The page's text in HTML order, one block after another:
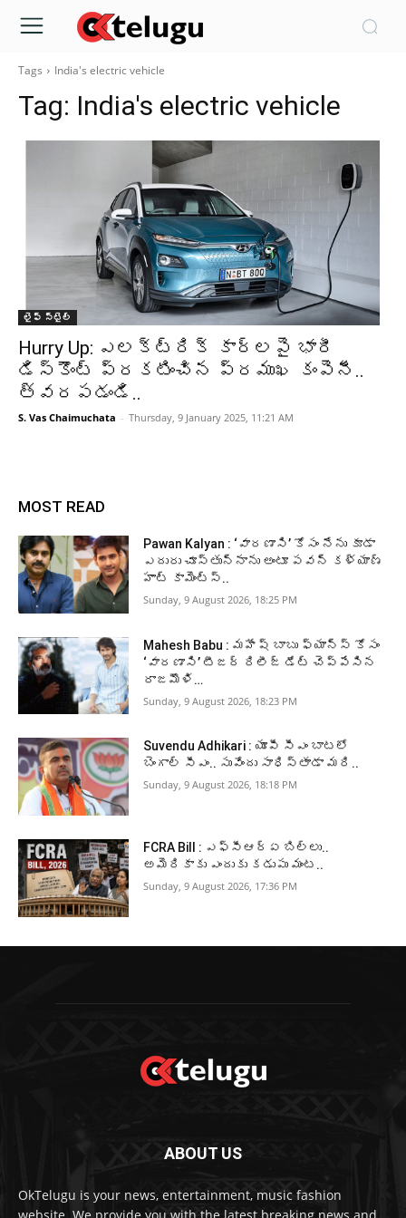
Tags India's electric vehicle
Tag: India's electric vehicle
లైఫ్ స్టైల్
Hurry Up: ఎలక్ట్రిక్ కార్లపై భారీ
డిస్కౌంట్ ప్రకటించిన ప్రముఖ కంపెనీ..
త్వరపడండి..
S. Vas Chaimuchata - Thursday, 9 January 2025, 11:21 AM
MOST READ
Pawan Kalyan : ‘వారణాసి’ కోసం నేను కూడా
ఎదురు చూస్తున్నాను అంటూ పవన్ కళ్యాణ్
హాట్ కామెంట్స్..
Sunday, 9 August 2026, 18:25 PM
Mahesh Babu : మహేష్ బాబు ఫ్యాన్స్ కోసం
‘వారణాసి’ టీజర్ రిలీజ్ డేట్ చెప్పేసిన
రాజమౌళి…
Sunday, 9 August 2026, 18:23 PM
Suvendu Adhikari : యూపీ సీఎం బాటలో
బెంగాల్‌ సీఎం.. సువేందు సాధిస్తాడా మరి..
Sunday, 9 August 2026, 18:18 PM
FCRA Bill : ఎఫ్‌సీఆర్‌ఏ బిల్లు..
అమెరికాకు ఎందుకు కడుపు మంట..
Sunday, 9 August 2026, 17:36 PM
ABOUT US
OkTelugu is your news, entertainment, music fashion
website. We provide you with the latest breaking news and